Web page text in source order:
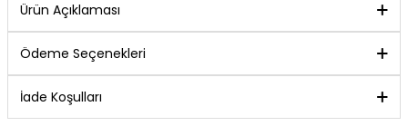
Ürün Açıklaması
Ödeme Seçenekleri
İade Koşulları